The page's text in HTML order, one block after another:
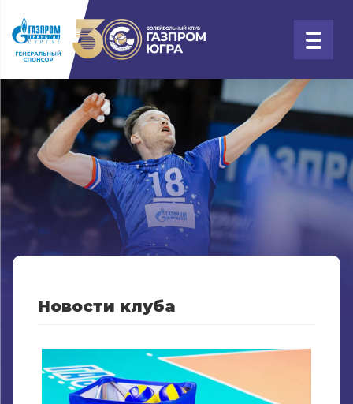
Новости клуба